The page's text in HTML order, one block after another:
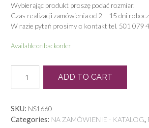
Wybierając produkt proszę podać rozmiar.
Czas realizacji zamówienia od 2 – 15 dni
W razie pytań prosimy o kontakt tel. 501 079
Available on backorder
1398
quantity
ADD TO CART
SKU: NS1660
Categories: NA ZAMÓWIENIE - KATALOG,